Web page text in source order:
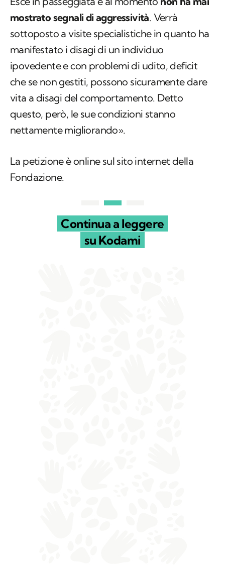
mostrato segnali di aggressività. Verrà
sottoposto a visite specialistiche in quanto ha
manifestato i disagi di un individuo
ipovedente e con problemi di udito, deficit
che se non gestiti, possono sicuramente dare
vita a disagi del comportamento. Detto
questo, però, le sue condizioni stanno
nettamente migliorando».
La petizione è online sul sito internet della
Fondazione.
Continua a leggere
su Kodami